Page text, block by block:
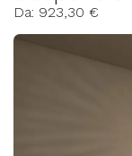
Da: 923,30 €